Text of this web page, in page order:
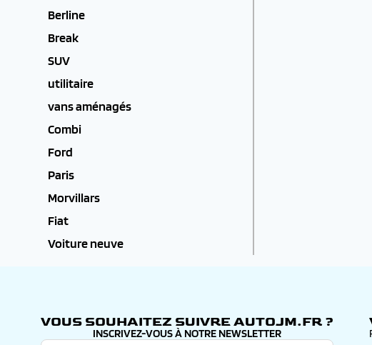
Berline
Break
SUV
utilitaire
vans aménagés
Combi
Ford
Paris
Morvillars
Fiat
Voiture neuve
VOUS SOUHAITEZ SUIVRE AUTOJM.FR ?
INSCRIVEZ-VOUS À NOTRE NEWSLETTER